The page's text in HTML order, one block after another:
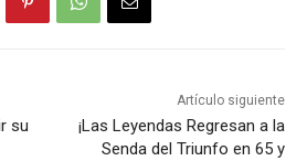
su
Artículo siguiente
¡Las Leyendas Regresan a la
Senda del Triunfo en 65 y